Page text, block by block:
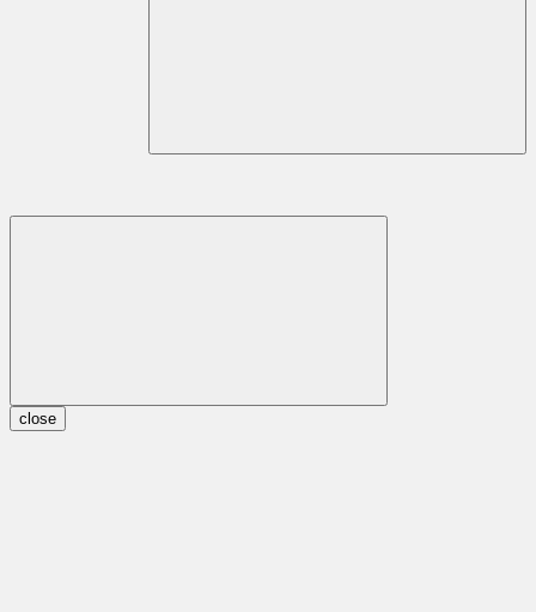
close